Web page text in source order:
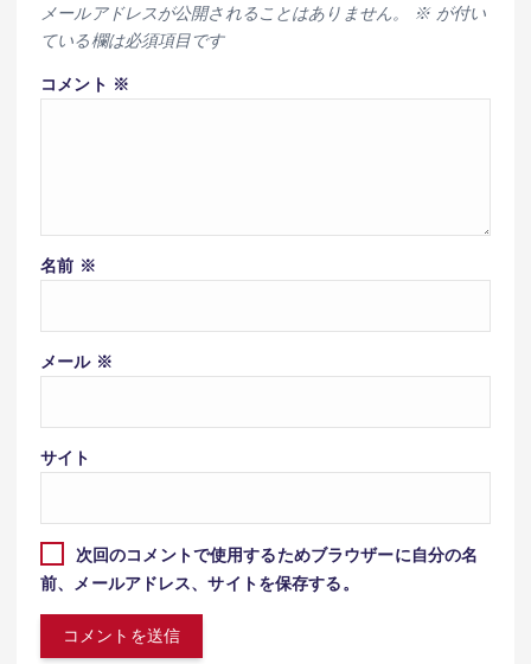
メールアドレスが公開されることはありません。 ※が付い
ている欄は必須項目です
コメント ※
名前 ※
メール ※
サイト
次回のコメントで使用するためブラウザーに自分の名
前、メールアドレス、サイトを保存する。